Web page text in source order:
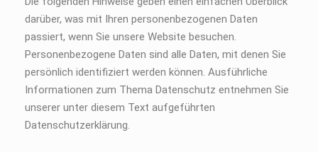
darüber, was mit Ihren personenbezogenen Daten
passiert, wenn Sie unsere Website besuchen.
Personenbezogene Daten sind alle Daten, mit denen Sie
persönlich identifiziert werden können. Ausführliche
Informationen zum Thema Datenschutz entnehmen Sie
unserer unter diesem Text aufgeführten
Datenschutzerklärung.